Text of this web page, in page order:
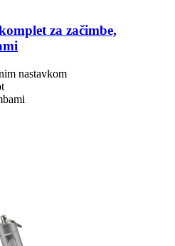
za začimbe,
nastavkom